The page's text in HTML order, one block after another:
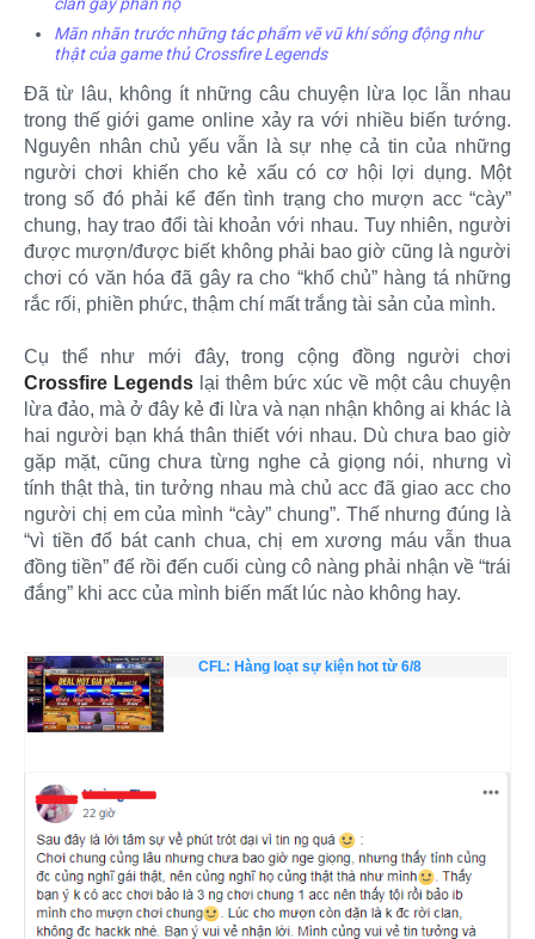
Mãn nhãn trước những tác phẩm vẽ vũ khí sống động như
thật của game thủ Crossfire Legends
Đã từ lâu, không ít những câu chuyện lừa lọc lẫn nhau
trong thế giới game online xảy ra với nhiều biến tướng.
Nguyên nhân chủ yếu vẫn là sự nhẹ cả tin của những
người chơi khiến cho kẻ xấu có cơ hội lợi dụng. Một
trong số đó phải kể đến tình trạng cho mượn acc “cày”
chung, hay trao đổi tài khoản với nhau. Tuy nhiên, người
được mượn/được biết không phải bao giờ cũng là người
chơi có văn hóa đã gây ra cho “khổ chủ” hàng tá những
rắc rối, phiền phức, thậm chí mất trắng tài sản của mình.
Cụ thể như mới đây, trong cộng đồng người chơi
Crossfire Legends lại thêm bức xúc về một câu chuyện
lừa đảo, mà ở đây kẻ đi lừa và nạn nhận không ai khác là
hai người bạn khá thân thiết với nhau. Dù chưa bao giờ
gặp mặt, cũng chưa từng nghe cả giọng nói, nhưng vì
tính thật thà, tin tưởng nhau mà chủ acc đã giao acc cho
người chị em của mình “cày” chung”. Thế nhưng đúng là
“vì tiền đổ bát canh chua, chị em xương máu vẫn thua
đồng tiền” để rồi đến cuối cùng cô nàng phải nhận về “trái
đắng” khi acc của mình biến mất lúc nào không hay.
CFL: Hàng loạt sự kiện hot từ 6/8